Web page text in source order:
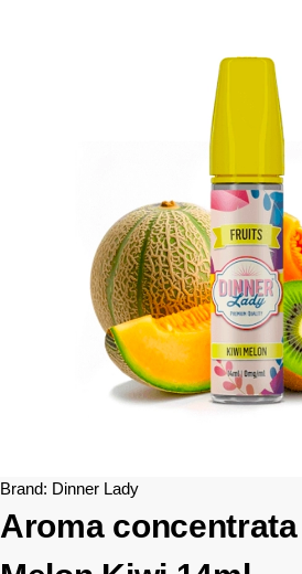
Brand: Dinner Lady
Aroma